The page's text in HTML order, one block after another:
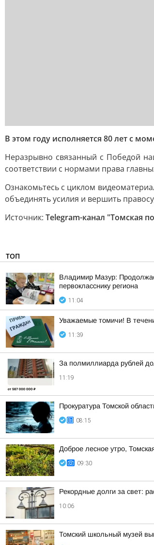
В этом году исполняется 80 лет с
Неразрывно связанный с Победой
соответствии с нормами права
Ознакомьтесь с циклом
объединять усилия и вершить
Источник: Telegram-канал "Томская
ТОП
Владимир Мазур:
первокласснику региона
11:04
Уважаемые томичи! В
11:39
За полмиллиарда рублей
11:19
Прокуратура Томской
08:15
Доброе лесное утро,
09:30
Рекордные долги за свет:
10:06
Томский школьный музей